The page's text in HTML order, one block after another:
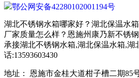
鄂公网安备42280102001194号
湖北不锈钢水箱哪家好？湖北保温水
厂家质量怎么样？恩施州康乃新不锈
承接湖北不锈钢水箱,湖北保温水箱,湖
话:13593603430
地址： 恩施市金桂大道柑子槽二期85